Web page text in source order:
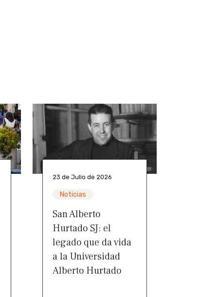
23 de Julio de 2026
Noticias
San Alberto
Hurtado SJ: el
legado que da vida
a la Universidad
Alberto Hurtado